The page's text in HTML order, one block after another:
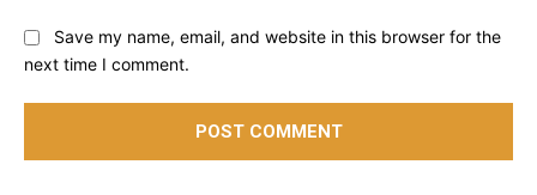
Save my name, email, and website in this browser for the
next time I comment.